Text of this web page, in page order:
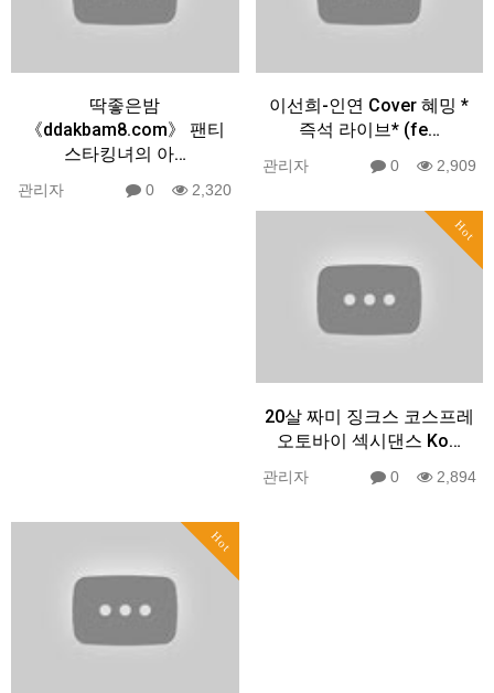
딱좋은밤
《ddakbam8.com》 팬티
스타킹녀의 아…
관리자 0 2,320
이선희-인연 Cover 혜밍 *
즉석 라이브* (fe…
관리자 0 2,909
Hot
20살 짜미 징크스 코스프레
오토바이 섹시댄스 Ko…
관리자 0 2,894
Hot